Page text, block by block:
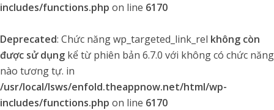
includes/functions.php on line 6170
Deprecated: Chức năng wp_targeted_link_rel không còn
được sử dụng kể từ phiên bản 6.7.0 với không có chức năng
nào tương tự. in
/usr/local/lsws/enfold.theappnow.net/html/wp-
includes/functions.php on line 6170